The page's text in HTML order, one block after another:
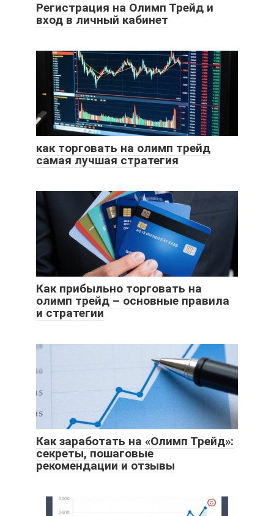
Регистрация на Олимп Трейд и
вход в личный кабинет
как торговать на олимп трейд
самая лучшая стратегия
Как прибыльно торговать на
олимп трейд – основные правила
и стратегии
Как заработать на «Олимп Трейд»:
секреты, пошаговые
рекомендации и отзывы